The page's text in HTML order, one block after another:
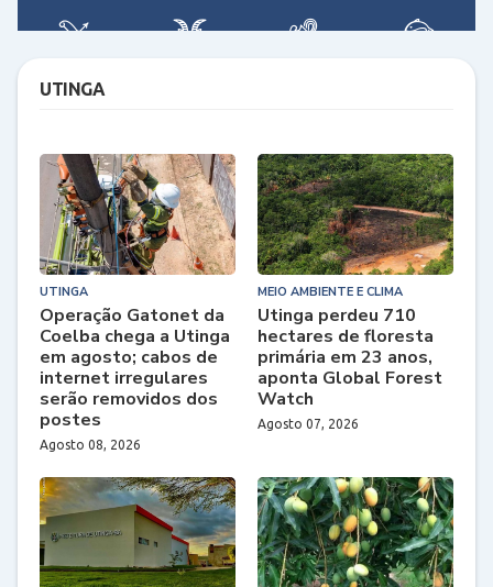
UTINGA
UTINGA
Operação Gatonet da
Coelba chega a Utinga
em agosto; cabos de
internet irregulares
serão removidos dos
postes
Agosto 08, 2026
MEIO AMBIENTE E CLIMA
Utinga perdeu 710
hectares de floresta
primária em 23 anos,
aponta Global Forest
Watch
Agosto 07, 2026